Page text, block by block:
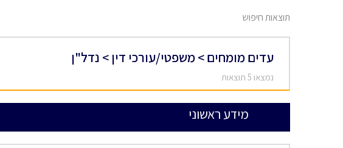
תוצאות חיפוש
עדים מומחים > משפטי/עורכי דין > נדל"ן
נמצאו 5 תוצאות
מידע ראשוני